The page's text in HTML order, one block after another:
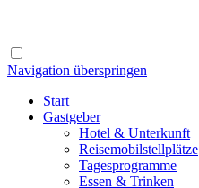
Navigation überspringen
Start
Gastgeber
Hotel & Unterkunft
Reisemobilstellplätze
Tagesprogramme
Essen & Trinken